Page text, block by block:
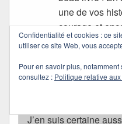
une de vos
courage et
Bisous
Quichottine
J’en suis certaine
Confidentialité et cookies : ce
utiliser ce site Web, vous
Pour en savoir plus,
consultez : Politique relative